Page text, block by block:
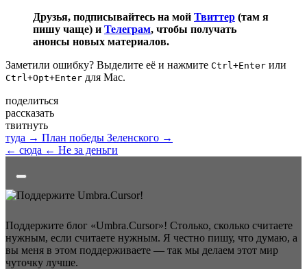
Друзья, подписывайтесь на мой Твиттер (там я
пишу чаще) и Телеграм, чтобы получать
анонсы новых материалов.
Заметили ошибку? Выделите её и нажмите Ctrl+Enter или
Ctrl+Opt+Enter для Mac.
поделиться
рассказать
твитнуть
туда → План победы Зеленского →
← сюда ← Не за деньги
Поддержите блог «Umbra.Cursor»! Столько, сколько считаете
нужным, если считаете нужным. Я честно пишу, что думаю, а
вы меня в этом поддерживаете — так мы делаем этот мир
чуточку лучше.